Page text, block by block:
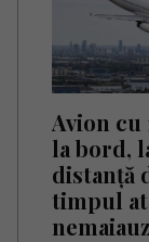
Avion cu
la bord,
distanță
timpul